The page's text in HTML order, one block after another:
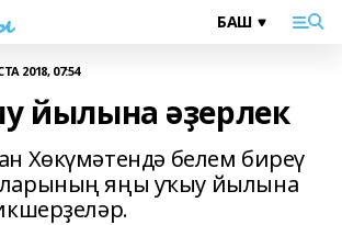
2018, 07:54
йылына әҙерлек
Хөкүмәтендә белем биреү
яңы уҡыу йылына